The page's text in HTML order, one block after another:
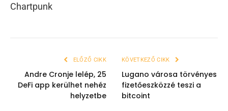
Chartpunk
ELŐZŐ CIKK
Andre Cronje lelép, 25
DeFi app kerülhet nehéz
helyzetbe
KÖVETKEZŐ CIKK
Lugano városa törvényes
fizetőeszközzé teszi a
bitcoint